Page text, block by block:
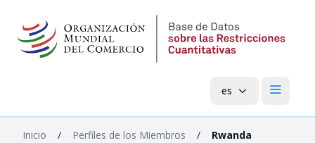
es Menú
Inicio / Perfiles de los Miembros / Rwanda